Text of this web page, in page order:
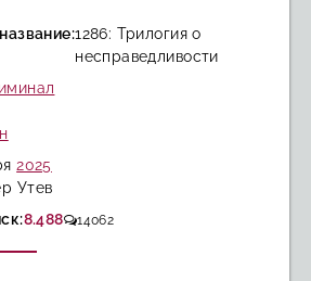
1286: Трилогия о
несправедливости
2025
Утев
8.488 14062